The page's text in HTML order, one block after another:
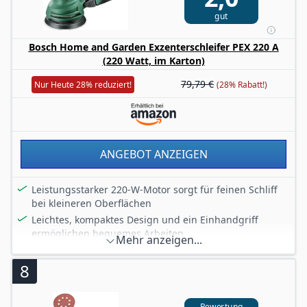
gut
Bosch Home and Garden Exzenterschleifer PEX 220 A
(220 Watt, im Karton)
Nur Heute 28% reduziert! 79,79 € (28% Rabatt!)
ANGEBOT ANZEIGEN
Leistungsstarker 220-W-Motor sorgt für feinen Schliff
bei kleineren Oberflächen
Leichtes, kompaktes Design und ein Einhandgriff
ermöglichen bequemes Arbeiten
Microfilter-Staubbox reduziert Staub für mehr
Sauberkeit im Arbeitsbereich
Ideal zum Schleifen ebener oder geschweifter
Oberflächen
Mehr anzeigen...
8